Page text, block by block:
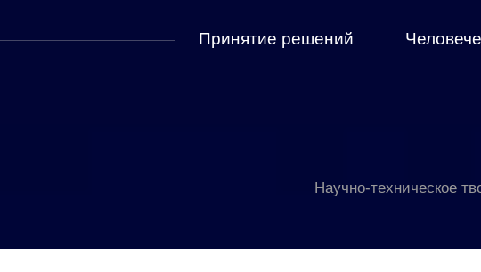
Научно-техническое
Принятие решений